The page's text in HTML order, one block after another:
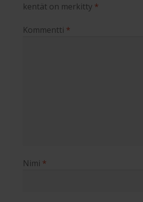
kentät on merkitty *
Kommentti *
Nimi *